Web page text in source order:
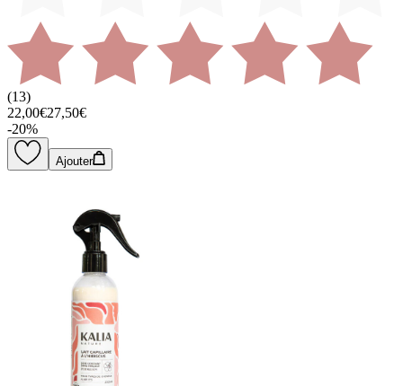
(13)
22,00€27,50€
-20%
Ajouter